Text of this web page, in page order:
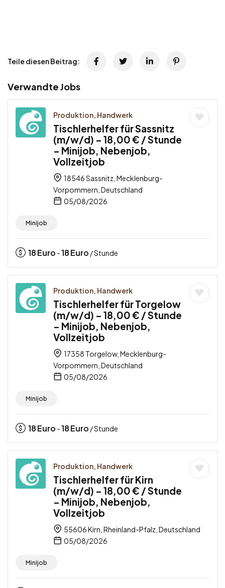
Teile diesen Beitrag:
Verwandte Jobs
Produktion, Handwerk
Tischlerhelfer für Sassnitz
(m/w/d) – 18,00 € / Stunde
– Minijob, Nebenjob,
Vollzeitjob
18546 Sassnitz, Mecklenburg-
Vorpommern, Deutschland
05/08/2026
Minijob
18Euro -18Euro / Stunde
Produktion, Handwerk
Tischlerhelfer für Torgelow
(m/w/d) – 18,00 € / Stunde
– Minijob, Nebenjob,
Vollzeitjob
17358 Torgelow, Mecklenburg-
Vorpommern, Deutschland
05/08/2026
Minijob
18Euro -18Euro / Stunde
Produktion, Handwerk
Tischlerhelfer für Kirn
(m/w/d) – 18,00 € / Stunde
– Minijob, Nebenjob,
Vollzeitjob
55606 Kirn, Rheinland-Pfalz, Deutschland
05/08/2026
Minijob